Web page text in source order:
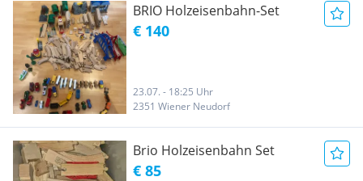
BRIO Holzeisenbahn-Set
€ 140
23.07. - 18:25 Uhr
2351 Wiener Neudorf
Brio Holzeisenbahn Set
€ 85